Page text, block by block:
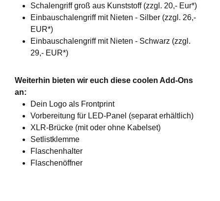
Schalengriff groß aus Kunststoff (zzgl. 20,- Eur*)
Einbauschalengriff mit Nieten - Silber (zzgl. 26,-
EUR*)
Einbauschalengriff mit Nieten - Schwarz (zzgl.
29,- EUR*)
Weiterhin bieten wir euch diese coolen Add-Ons
an:
Dein Logo als Frontprint
Vorbereitung für LED-Panel (separat erhältlich)
XLR-Brücke (mit oder ohne Kabelset)
Setlistklemme
Flaschenhalter
Flaschenöffner